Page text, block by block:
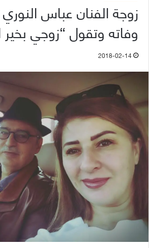
زوجة الفنان عباس
وفاته وتقول “زوجي بخير
2018-02-14